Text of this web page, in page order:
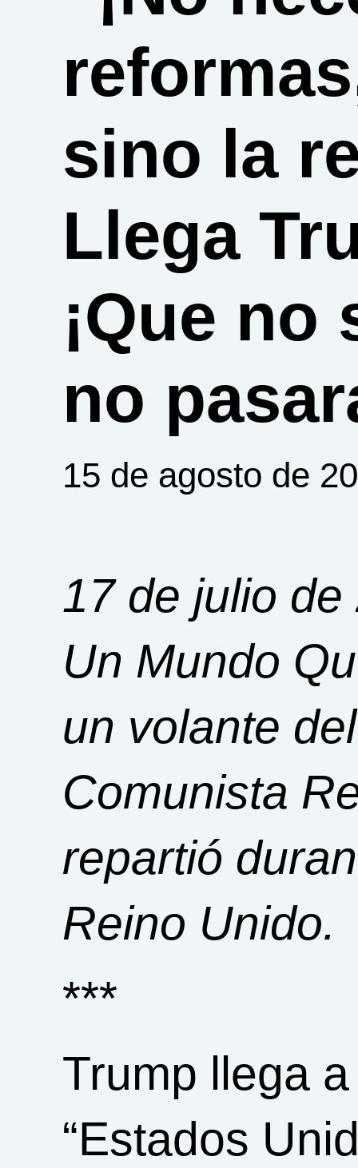
sino la
Llega
¡Que
no
15 de agosto de
17 de julio
Un Mundo
un volante
Comunista
repartió
Reino Unido.
***
Trump llega
“Estados